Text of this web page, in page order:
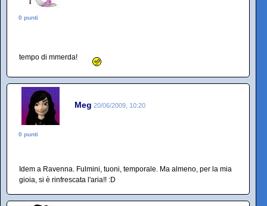
0 punti
tempo di mmerda!
Meg 20/06/2009, 10:20
0 punti
Idem a Ravenna. Fulmini, tuoni, temporale. Ma almeno, per la mia
gioia, si è rinfrescata l'aria!! :D